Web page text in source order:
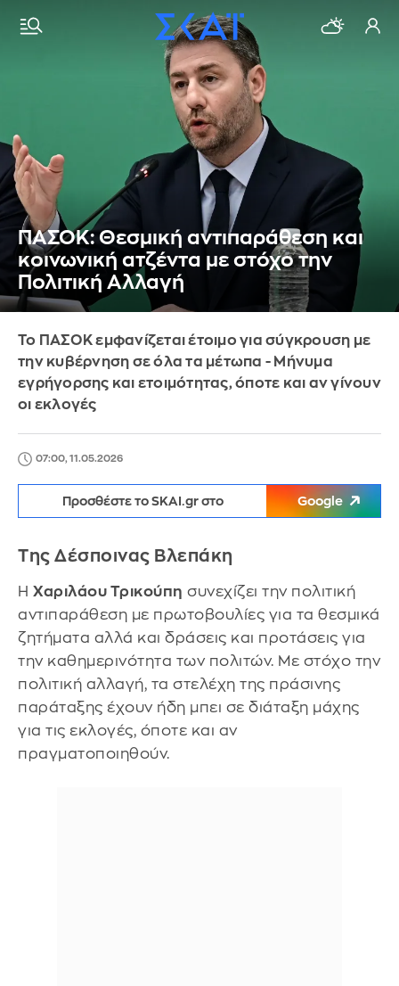
ΠΑΣΟΚ: Θεσμική αντιπαράθεση και
κοινωνική ατζέντα με στόχο την
Πολιτική Αλλαγή
Το ΠΑΣΟΚ εμφανίζεται έτοιμο για σύγκρουση με
την κυβέρνηση σε όλα τα μέτωπα - Μήνυμα
εγρήγορσης και ετοιμότητας, όποτε και αν γίνουν
οι εκλογές
07:00, 11.05.2026
Προσθέστε το SKAI.gr στο Google
Της Δέσποινας Βλεπάκη
Η Χαριλάου Τρικούπη συνεχίζει την πολιτική
αντιπαράθεση με πρωτοβουλίες για τα θεσμικά
ζητήματα αλλά και δράσεις και προτάσεις για
την καθημερινότητα των πολιτών. Με στόχο την
πολιτική αλλαγή, τα στελέχη της πράσινης
παράταξης έχουν ήδη μπει σε διάταξη μάχης
για τις εκλογές, όποτε και αν
πραγματοποιηθούν.